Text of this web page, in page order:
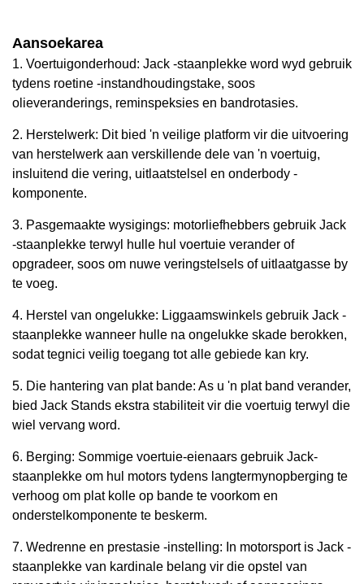
Aansoekarea
1. Voertuigonderhoud: Jack -staanplekke word wyd gebruik
tydens roetine -instandhoudingstake, soos
olieveranderings, reminspeksies en bandrotasies.
2. Herstelwerk: Dit bied 'n veilige platform vir die uitvoering
van herstelwerk aan verskillende dele van 'n voertuig,
insluitend die vering, uitlaatstelsel en onderbody -
komponente.
3. Pasgemaakte wysigings: motorliefhebbers gebruik Jack
-staanplekke terwyl hulle hul voertuie verander of
opgradeer, soos om nuwe veringstelsels of uitlaatgasse by
te voeg.
4. Herstel van ongelukke: Liggaamswinkels gebruik Jack -
staanplekke wanneer hulle na ongelukke skade berokken,
sodat tegnici veilig toegang tot alle gebiede kan kry.
5. Die hantering van plat bande: As u 'n plat band verander,
bied Jack Stands ekstra stabiliteit vir die voertuig terwyl die
wiel vervang word.
6. Berging: Sommige voertuie-eienaars gebruik Jack-
staanplekke om hul motors tydens langtermynopberging te
verhoog om plat kolle op bande te voorkom en
onderstelkomponente te beskerm.
7. Wedrenne en prestasie -instelling: In motorsport is Jack -
staanplekke van kardinale belang vir die opstel van